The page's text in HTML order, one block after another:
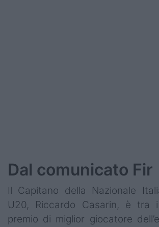
Dal comunicato Fir
Il Capitano della Nazionale
U20, Riccardo Casarin, è tra
premio di miglior giocatore